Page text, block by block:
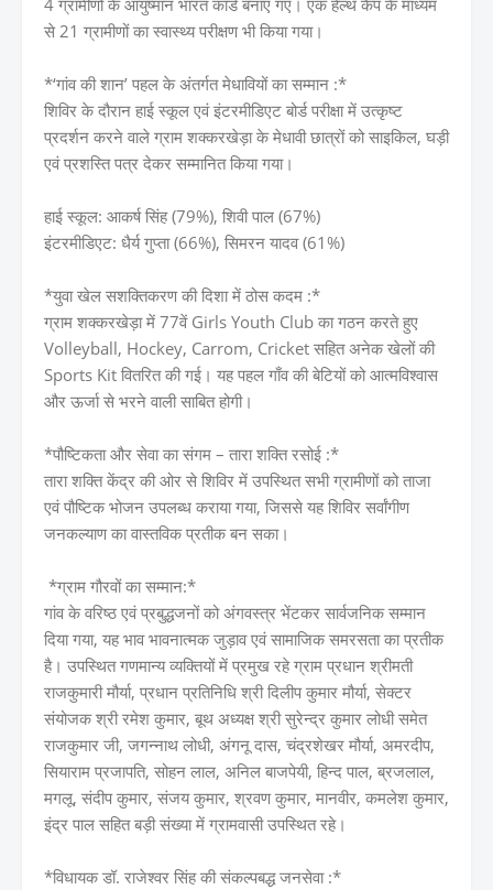
4 ग्रामीणों के आयुष्मान भारत कार्ड बनाए गए। एक हेल्थ कैंप के माध्यम
से 21 ग्रामीणों का स्वास्थ्य परीक्षण भी किया गया।
*‘गांव की शान’ पहल के अंतर्गत मेधावियों का सम्मान :*
शिविर के दौरान हाई स्कूल एवं इंटरमीडिएट बोर्ड परीक्षा में उत्कृष्ट
प्रदर्शन करने वाले ग्राम शक्करखेड़ा के मेधावी छात्रों को साइकिल, घड़ी
एवं प्रशस्ति पत्र देकर सम्मानित किया गया।
हाई स्कूल: आकर्ष सिंह (79%), शिवी पाल (67%)
इंटरमीडिएट: धैर्य गुप्ता (66%), सिमरन यादव (61%)
*युवा खेल सशक्तिकरण की दिशा में ठोस कदम :*
ग्राम शक्करखेड़ा में 77वें Girls Youth Club का गठन करते हुए
Volleyball, Hockey, Carrom, Cricket सहित अनेक खेलों की
Sports Kit वितरित की गई। यह पहल गाँव की बेटियों को आत्मविश्वास
और ऊर्जा से भरने वाली साबित होगी।
*पौष्टिकता और सेवा का संगम – तारा शक्ति रसोई :*
तारा शक्ति केंद्र की ओर से शिविर में उपस्थित सभी ग्रामीणों को ताजा
एवं पौष्टिक भोजन उपलब्ध कराया गया, जिससे यह शिविर सर्वांगीण
जनकल्याण का वास्तविक प्रतीक बन सका।
*ग्राम गौरवों का सम्मान:*
गांव के वरिष्ठ एवं प्रबुद्धजनों को अंगवस्त्र भेंटकर सार्वजनिक सम्मान
दिया गया, यह भाव भावनात्मक जुड़ाव एवं सामाजिक समरसता का प्रतीक
है। उपस्थित गणमान्य व्यक्तियों में प्रमुख रहे ग्राम प्रधान श्रीमती
राजकुमारी मौर्या, प्रधान प्रतिनिधि श्री दिलीप कुमार मौर्या, सेक्टर
संयोजक श्री रमेश कुमार, बूथ अध्यक्ष श्री सुरेन्द्र कुमार लोधी समेत
राजकुमार जी, जगन्नाथ लोधी, अंगनू दास, चंद्रशेखर मौर्या, अमरदीप,
सियाराम प्रजापति, सोहन लाल, अनिल बाजपेयी, हिन्द पाल, ब्रजलाल,
मगलू, संदीप कुमार, संजय कुमार, श्रवण कुमार, मानवीर, कमलेश कुमार,
इंद्र पाल सहित बड़ी संख्या में ग्रामवासी उपस्थित रहे।
*विधायक डॉ. राजेश्वर सिंह की संकल्पबद्ध जनसेवा :*